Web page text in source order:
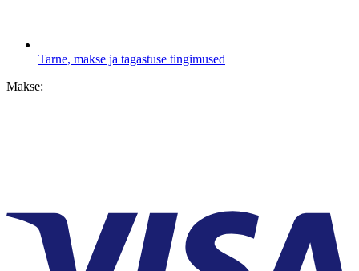
Tarne, makse ja tagastuse tingimused
Makse: